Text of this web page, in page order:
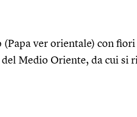
(Papa ver orientale) con
Medio Oriente, da cui si